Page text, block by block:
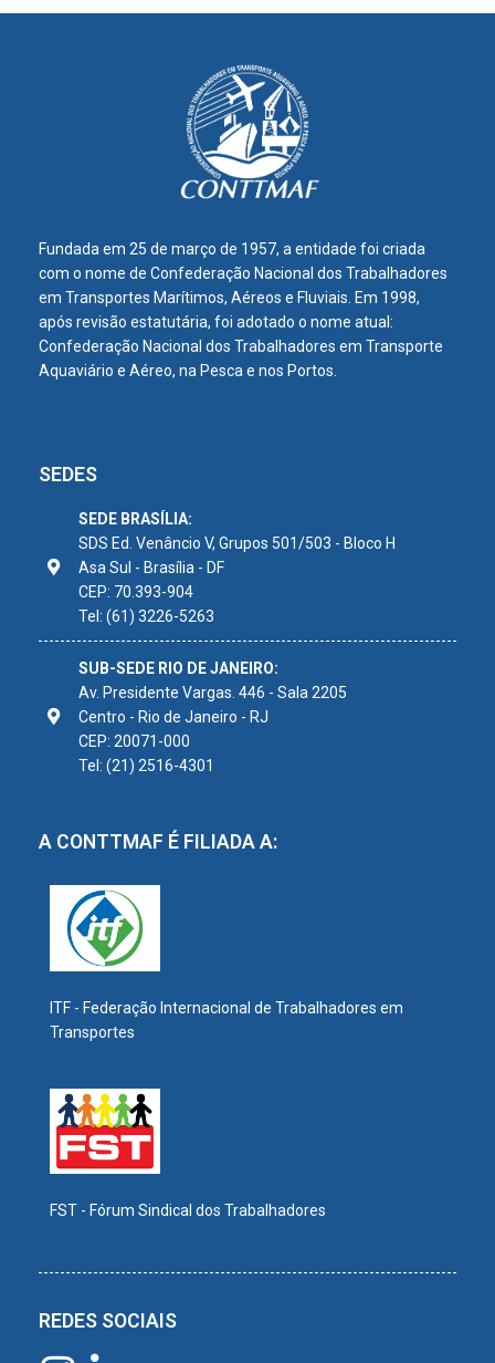
Fundada em 25 de março de 1957, a entidade foi criada
com o nome de Confederação Nacional dos Trabalhadores
em Transportes Marítimos, Aéreos e Fluviais. Em 1998,
após revisão estatutária, foi adotado o nome atual:
Confederação Nacional dos Trabalhadores em Transporte
Aquaviário e Aéreo, na Pesca e nos Portos.
SEDES
SEDE BRASÍLIA:
SDS Ed. Venâncio V, Grupos 501/503 - Bloco H
Asa Sul - Brasília - DF
CEP: 70.393-904
Tel: (61) 3226-5263
SUB-SEDE RIO DE JANEIRO:
Av. Presidente Vargas. 446 - Sala 2205
Centro - Rio de Janeiro - RJ
CEP: 20071-000
Tel: (21) 2516-4301
A CONTTMAF É FILIADA A:
ITF - Federação Internacional de Trabalhadores em
Transportes
FST - Fórum Sindical dos Trabalhadores
REDES SOCIAIS